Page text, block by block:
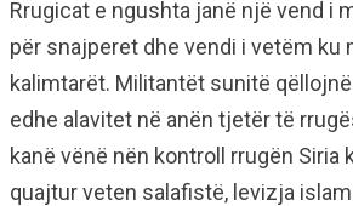
Rrugicat e ngushta janë një vend i
për snajperet dhe vendi i vetëm ku
kalimtarët. Militantët sunitë
edhe alavitet në anën tjetër të
kanë vënë nën kontroll rrugën Siria
quajtur veten salafistë, levizja